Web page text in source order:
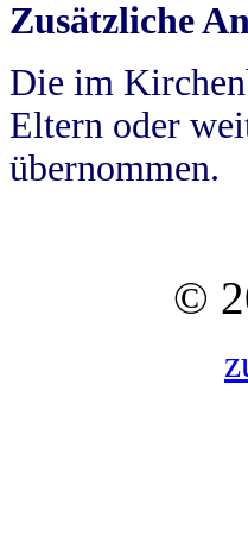
Zusätzliche
Die im
Eltern oder
übernommen.
©